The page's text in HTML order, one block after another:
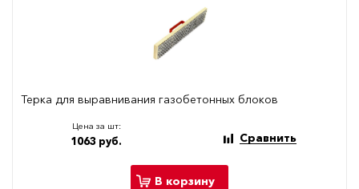
Терка для выравнивания газобетонных блоков
Цена за шт:
1063 руб. Сравнить
В корзину